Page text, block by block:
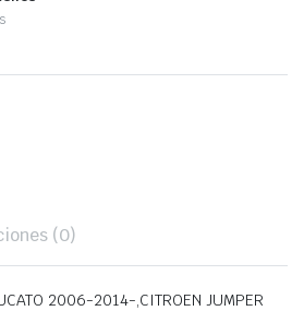
(0)
2006-2014-,CITROEN JUMPER